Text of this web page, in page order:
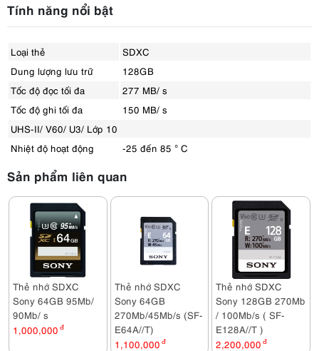
Tính năng nổi bật
Loại thẻ
SDXC
Dung lượng lưu trữ
128GB
Tốc độ đọc tối đa
277 MB/ s
Tốc độ ghi tối đa
150 MB/ s
UHS-II/ V60/ U3/ Lớp 10
Nhiệt độ hoạt động
-25 đến 85 ° C
Sản phẩm liên quan
Thẻ nhớ SDXC
Sony 64GB 95Mb/
90Mb/ s
1,000,000 đ
Thẻ nhớ SDXC
Sony 64GB
270Mb/45Mb/s (SF-
E64A//T)
1,100,000 đ
Thẻ nhớ SDXC
Sony 128GB 270Mb
/ 100Mb/s ( SF-
E128A//T )
2,200,000 đ